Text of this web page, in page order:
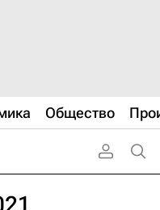
Общество